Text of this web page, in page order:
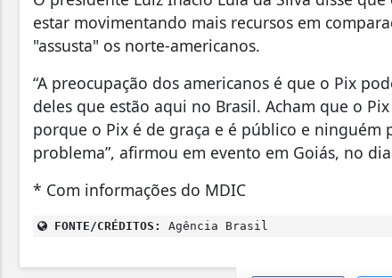
estar movimentando mais recursos em
"assusta" os norte-americanos.
“A preocupação dos americanos é que o Pix
deles que estão aqui no Brasil. Acham que o
porque o Pix é de graça e é público e ninguém
problema”, afirmou em evento em Goiás, no
* Com informações do MDIC
FONTE/CRÉDITOS: Agência Brasil